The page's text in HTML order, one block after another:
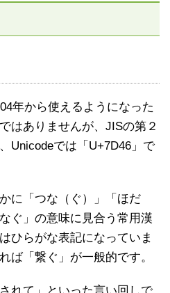
年から使えるようになった
はありませんが、JISの第２
Unicodeでは「U+7D46」で
に「つな（ぐ）」「ほだ
ぐ」の意味に見合う常用漢
ひらがな表記になっていま
ば「繋ぐ」が一般的です。
れて」といった言い回しで